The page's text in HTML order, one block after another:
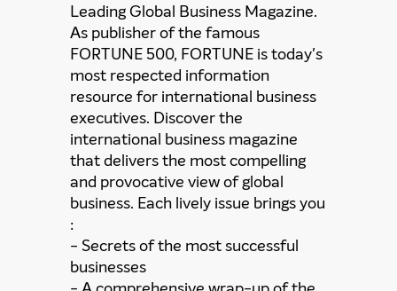
Partager cette offre
Leading Global Business Magazine.
As publisher of the famous
FORTUNE 500, FORTUNE is today's
most respected information
resource for international business
executives. Discover the
international business magazine
that delivers the most compelling
and provocative view of global
business. Each lively issue brings you
:
- Secrets of the most successful
businesses